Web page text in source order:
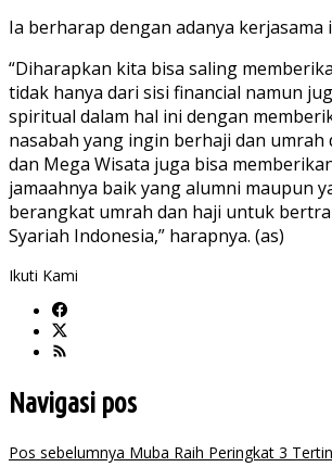
Ia berharap dengan adanya
“Diharapkan kita bisa saling
tidak hanya dari sisi financial namun
spiritual dalam hal ini dengan
nasabah yang ingin berhaji dan umrah
dan Mega Wisata juga bisa
jamaahnya baik yang alumni maupun
berangkat umrah dan haji untuk
Syariah Indonesia,” harapnya. (as)
Ikuti Kami
Navigasi pos
Pos sebelumnya Muba Raih Peringkat 3